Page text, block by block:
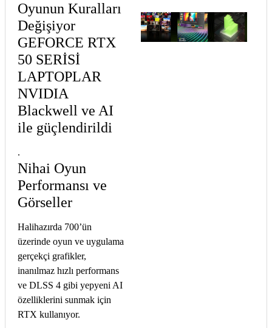
Oyunun Kuralları
Değişiyor
GEFORCE RTX
50 SERİSİ
LAPTOPLAR
NVIDIA
Blackwell ve AI
ile güçlendirildi
.
Nihai Oyun
Performansı ve
Görseller
Halihazırda 700’ün
üzerinde oyun ve uygulama
gerçekçi grafikler,
inanılmaz hızlı performans
ve DLSS 4 gibi yepyeni AI
özelliklerini sunmak için
RTX kullanıyor.